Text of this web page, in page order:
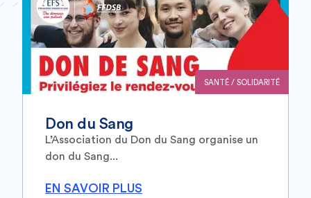
SANTÉ / SOLIDARITÉ
Don du Sang
L’Association du Don du Sang organise un
don du Sang...
EN SAVOIR PLUS